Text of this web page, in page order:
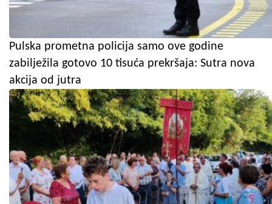
Pulska prometna policija samo ove godine
zabilježila gotovo 10 tisuća prekršaja: Sutra nova
akcija od jutra